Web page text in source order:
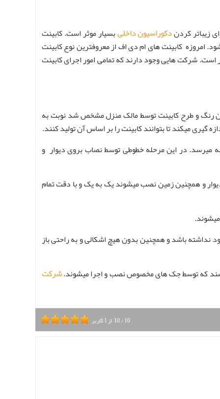
زیباتر کردندکوراسیون داخلیبسیار موثر است. کابینت
امروزه کابینت های ام دی اف از معروفترین نوع کابینت
است. شرکت هایی وجود دارند که تمامی امور اجرای کابینت
رنگ و طرح کابینت توسط مالک منزل مشخص شد نوبت به
میکند تا بتوانند کابینت را بر اساس آن تولید کنند.
میرسد. در این مرحله خطوطی توسط نصاب بروی دیوار و
و همچنین زمین نصب میشوند یک به یک و با دقت تمام
باشد و همچنین بدون هیچ اشکالی و به راحتی باز
که توسط جک های مخصوص نصب و اجرا میشوند.شرکت
10/10 از1کاربر